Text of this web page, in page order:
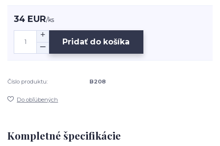
34 EUR/ks
Pridať do košíka
Číslo produktu: B208
Do obľúbených
Kompletné špecifikácie